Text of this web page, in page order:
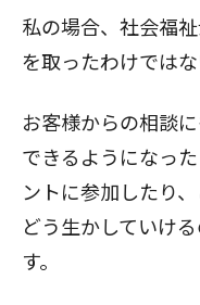
私の場合、社会福
を取ったわけではな
お客様からの相談
できるようになっ
ントに参加したり
どう生かしていけ
す。